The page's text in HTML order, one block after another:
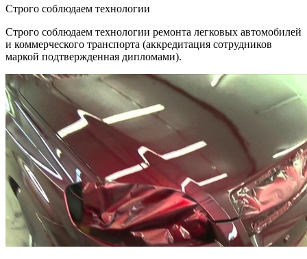
Строго соблюдаем технологии
Строго соблюдаем технологии ремонта легковых автомобилей
и коммерческого транспорта (аккредитация сотрудников
маркой подтвержденная дипломами).